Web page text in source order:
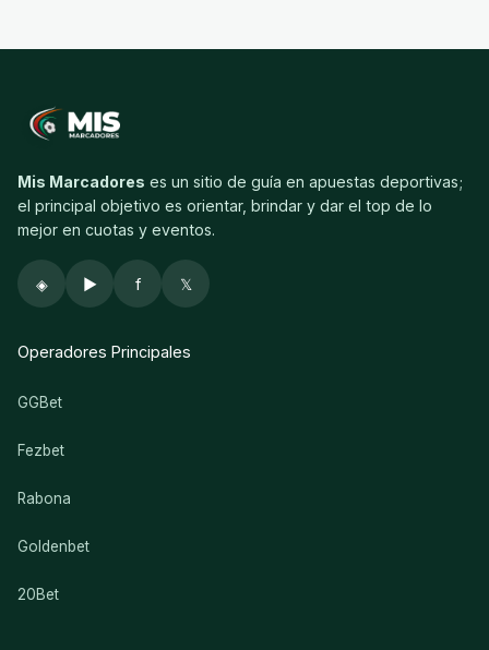
Mis Marcadores es un sitio de guía en apuestas deportivas;
el principal objetivo es orientar, brindar y dar el top de lo
mejor en cuotas y eventos.
◈ ▶ f 𝕏
Operadores Principales
GGBet
Fezbet
Rabona
Goldenbet
20Bet